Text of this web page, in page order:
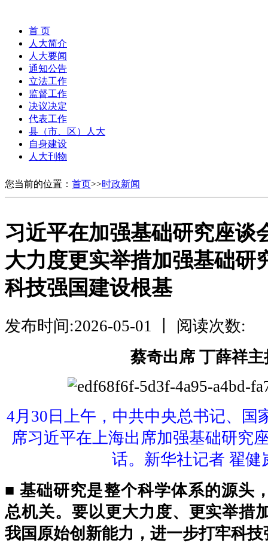
首 页
人大简介
人大要闻
通知公告
立法工作
监督工作
决议决定
代表工作
县（市、区）人大
自身建设
人大刊物
您当前的位置： 首页>>时政新闻
习近平在加强基础研究座谈
大力度更实举措加强基础研
科技强国建设根基
发布时间:2026-05-01 丨 阅读次数:
蔡奇出席 丁薛祥主
4月30日上午，中共中央总书记、国
席习近平在上海出席加强基础研究
话。新华社记者 翟健
■ 基础研究是整个科学体系的源头
总机关。要以更大力度、更实举措
我国原始创新能力，进一步打牢科